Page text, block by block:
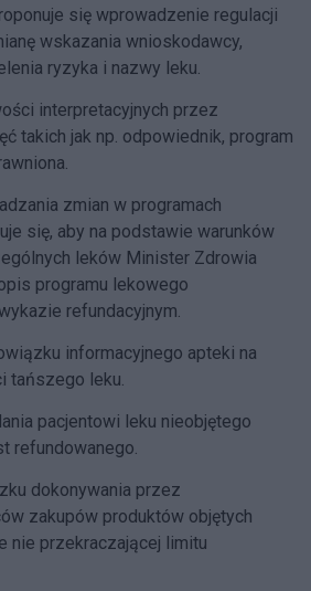
się wprowadzenie regulacji
wskazania wnioskodawcy,
ryzyka i nazwy leku.
interpretacyjnych przez
takich jak np. odpowiednik, program
zmian w programach
się, aby na podstawie warunków
leków Minister Zdrowia
programu lekowego
refundacyjnym.
informacyjnego apteki na
tańszego leku.
pacjentowi leku nieobjętego
refundowanego.
dokonywania przez
zakupów produktów objętych
nie przekraczającej limitu